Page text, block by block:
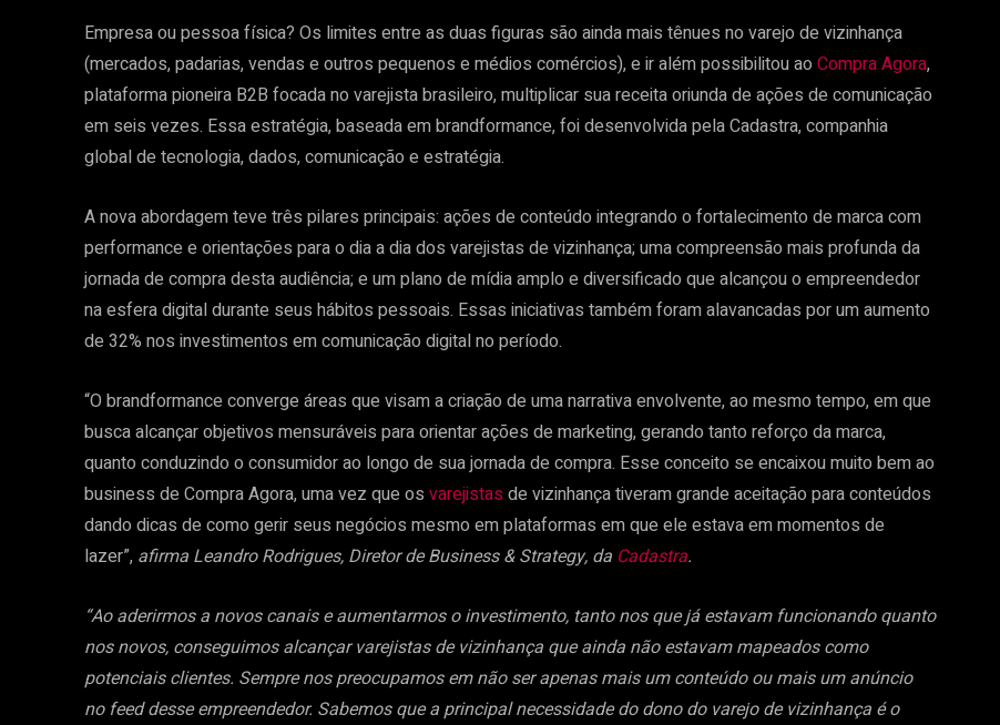
Empresa ou pessoa física? Os limites entre as duas figuras são ainda mais tênues no varejo de vizinhança
(mercados, padarias, vendas e outros pequenos e médios comércios), e ir além possibilitou ao Compra Agora,
plataforma pioneira B2B focada no varejista brasileiro, multiplicar sua receita oriunda de ações de comunicação
em seis vezes. Essa estratégia, baseada em brandformance, foi desenvolvida pela Cadastra, companhia
global de tecnologia, dados, comunicação e estratégia.
A nova abordagem teve três pilares principais: ações de conteúdo integrando o fortalecimento de marca com
performance e orientações para o dia a dia dos varejistas de vizinhança; uma compreensão mais profunda da
jornada de compra desta audiência; e um plano de mídia amplo e diversificado que alcançou o empreendedor
na esfera digital durante seus hábitos pessoais. Essas iniciativas também foram alavancadas por um aumento
de 32% nos investimentos em comunicação digital no período.
“O brandformance converge áreas que visam a criação de uma narrativa envolvente, ao mesmo tempo, em que
busca alcançar objetivos mensuráveis para orientar ações de marketing, gerando tanto reforço da marca,
quanto conduzindo o consumidor ao longo de sua jornada de compra. Esse conceito se encaixou muito bem ao
business de Compra Agora, uma vez que os varejistas de vizinhança tiveram grande aceitação para conteúdos
dando dicas de como gerir seus negócios mesmo em plataformas em que ele estava em momentos de
lazer”, afirma Leandro Rodrigues, Diretor de Business & Strategy, da Cadastra.
“Ao aderirmos a novos canais e aumentarmos o investimento, tanto nos que já estavam funcionando quanto
nos novos, conseguimos alcançar varejistas de vizinhança que ainda não estavam mapeados como
potenciais clientes. Sempre nos preocupamos em não ser apenas mais um conteúdo ou mais um anúncio
no feed desse empreendedor. Sabemos que a principal necessidade do dono do varejo de vizinhança é o